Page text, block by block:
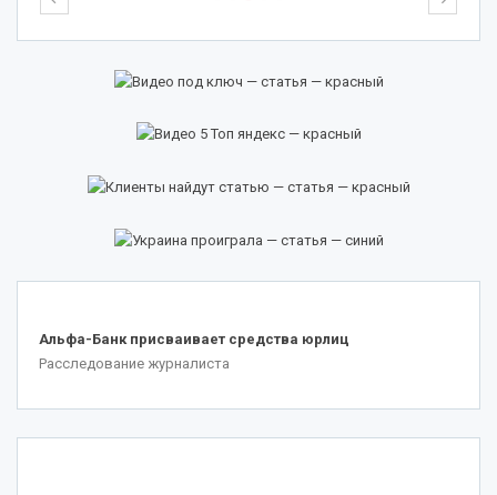
Альфа-Банк присваивает средства юрлиц
Расследование журналиста